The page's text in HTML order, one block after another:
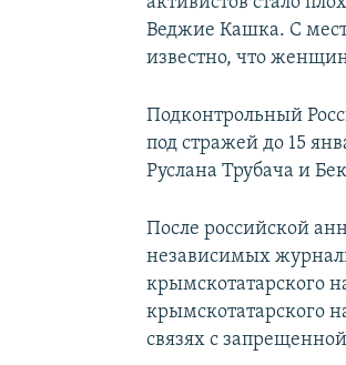
Веджие Кашка. С
известно, что
Подконтрольный
под стражей до 15
Руслана Трубача и
После российской
независимых
крымскотатарского
крымскотатарского
связях с